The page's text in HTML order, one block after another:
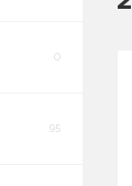
95